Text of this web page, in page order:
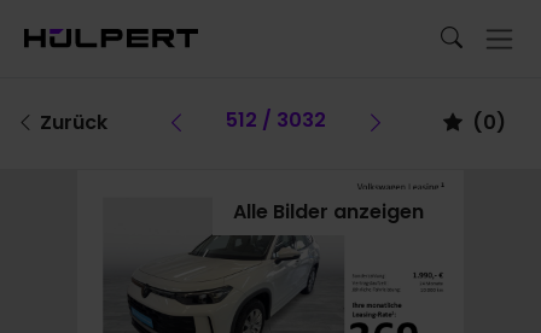
Zurück Vorheriges Fahrzeug
512 / 3032 Vorheriges
(0)
Alle Bilder anzeigen